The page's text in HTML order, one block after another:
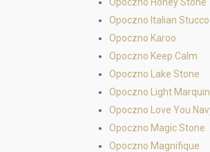
Opoczno Italian Stucco
Opoczno Karoo
Opoczno Keep Calm
Opoczno Lake Stone
Opoczno Light
Opoczno Love You
Opoczno Magic Stone
Opoczno Magnifique